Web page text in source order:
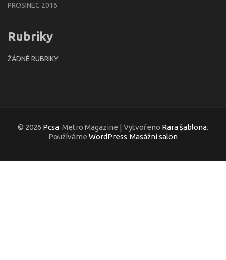
PROSINEC 2016
Rubriky
ŽÁDNÉ RUBRIKY
© 2026 Pcsa. Metro Magazine | Vytvořeno Rara šablona.
Používáme WordPress Masážní salon